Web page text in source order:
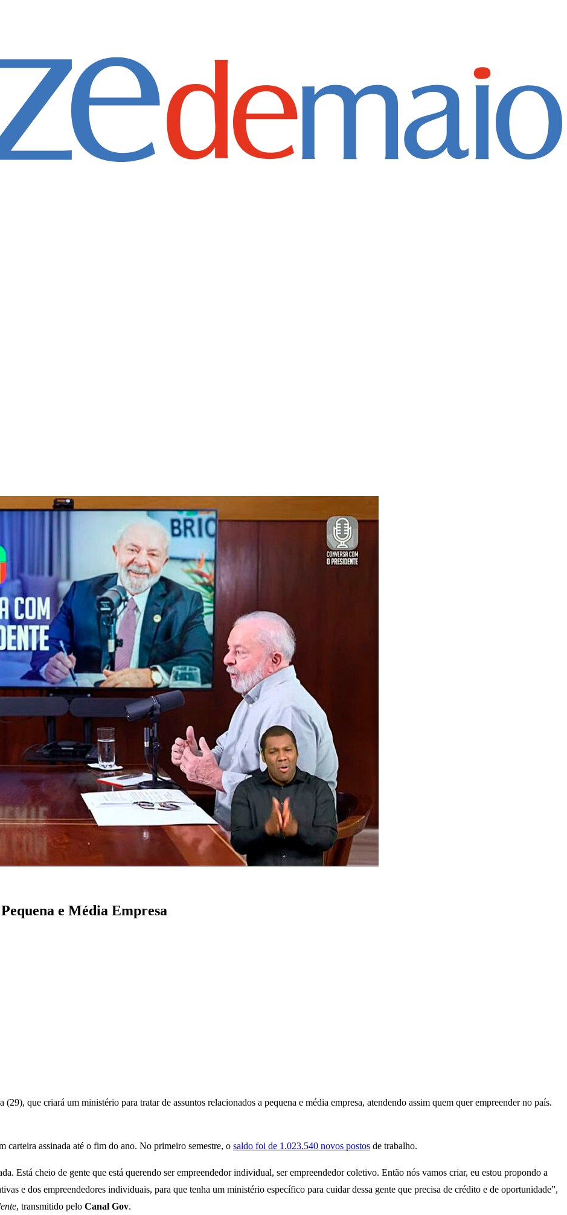
e Média Empresa
que criará um ministério para tratar de assuntos relacionados a pequena e média empresa, atendendo assim quem quer empreender no país.
carteira assinada até o fim do ano. No primeiro semestre, o saldo foi de 1.023.540 novos postos de trabalho.
Está cheio de gente que está querendo ser empreendedor individual, ser empreendedor coletivo. Então nós vamos criar, eu estou propondo a
e dos empreendedores individuais, para que tenha um ministério específico para cuidar dessa gente que precisa de crédito e de oportunidade”,
, transmitido pelo Canal Gov.